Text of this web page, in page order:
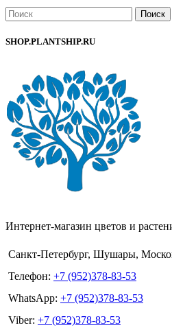
Поиск
SHOP.PLANTSHIP.RU
Интернет-магазин цветов и
Санкт-Петербург, Шушары,
Телефон: +7 (952)378-83-53
WhatsApp: +7 (952)378-83-53
Viber: +7 (952)378-83-53